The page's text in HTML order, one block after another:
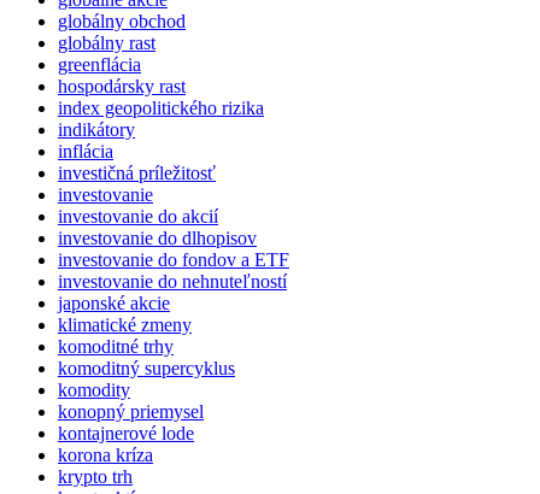
globálny obchod
globálny rast
greenflácia
hospodársky rast
index geopolitického rizika
indikátory
inflácia
investičná príležitosť
investovanie
investovanie do akcií
investovanie do dlhopisov
investovanie do fondov a ETF
investovanie do nehnuteľností
japonské akcie
klimatické zmeny
komoditné trhy
komoditný supercyklus
komodity
konopný priemysel
kontajnerové lode
korona kríza
krypto trh